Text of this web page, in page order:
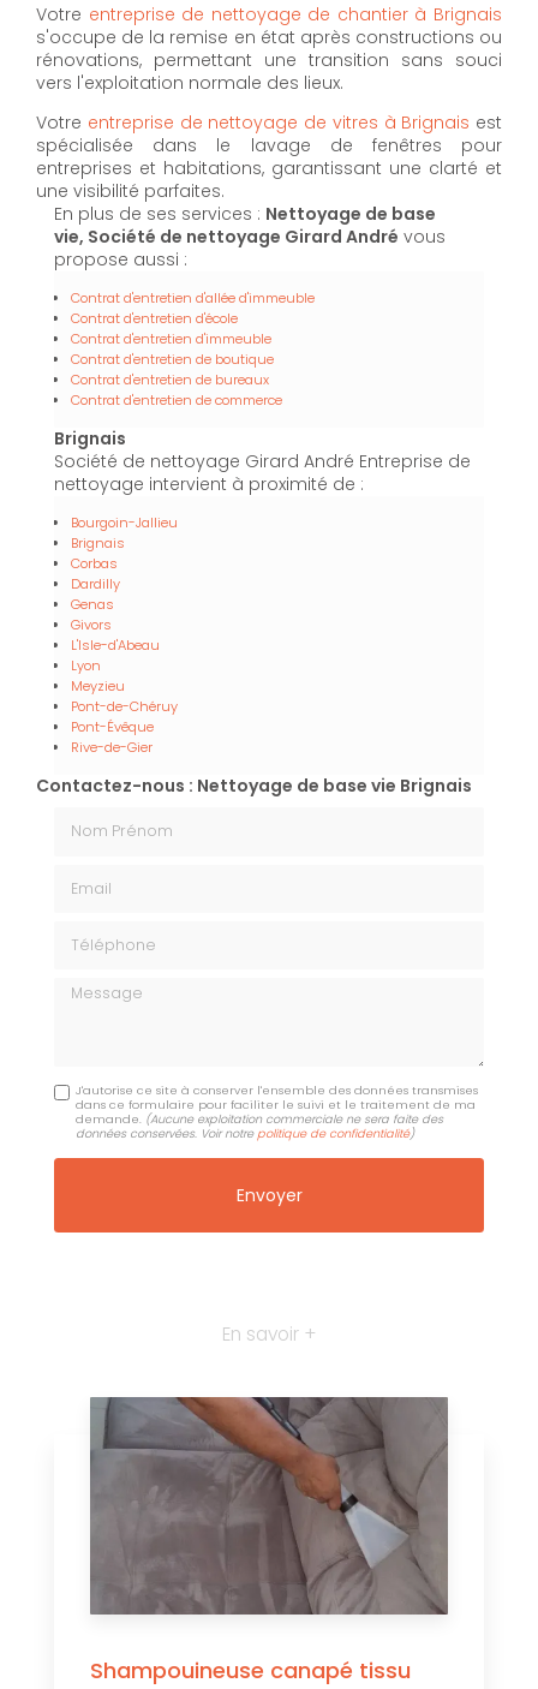
Votre entreprise de nettoyage de chantier à Brignais
s'occupe de la remise en état après constructions ou
rénovations, permettant une transition sans souci
vers l'exploitation normale des lieux.
Votre entreprise de nettoyage de vitres à Brignais est
spécialisée dans le lavage de fenêtres pour
entreprises et habitations, garantissant une clarté et
une visibilité parfaites.
En plus de ses services : Nettoyage de base
vie, Société de nettoyage Girard André vous
propose aussi :
Contrat d'entretien d'allée d'immeuble
Contrat d'entretien d'école
Contrat d'entretien d'immeuble
Contrat d'entretien de boutique
Contrat d'entretien de bureaux
Contrat d'entretien de commerce
Brignais
Société de nettoyage Girard André Entreprise de
nettoyage intervient à proximité de :
Bourgoin-Jallieu
Brignais
Corbas
Dardilly
Genas
Givors
L'Isle-d'Abeau
Lyon
Meyzieu
Pont-de-Chéruy
Pont-Évêque
Rive-de-Gier
Contactez-nous : Nettoyage de base vie Brignais
Message
J'autorise ce site à conserver l'ensemble des données transmises
dans ce formulaire pour faciliter le suivi et le traitement de ma
demande. (Aucune exploitation commerciale ne sera faite des
données conservées. Voir notre politique de confidentialité)
En savoir +
Shampouineuse canapé tissu